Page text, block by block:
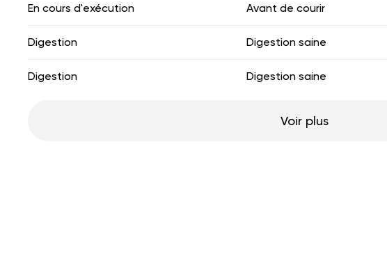
En cours d'exécution Avant de courir
Digestion Digestion saine
Digestion Digestion saine
Voir plus